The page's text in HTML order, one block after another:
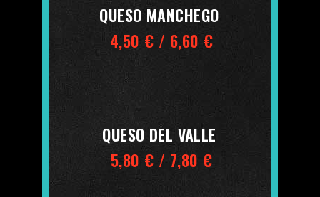
QUESO MANCHEGO
4,50 € / 6,60 €
QUESO DEL VALLE
5,80 € / 7,80 €